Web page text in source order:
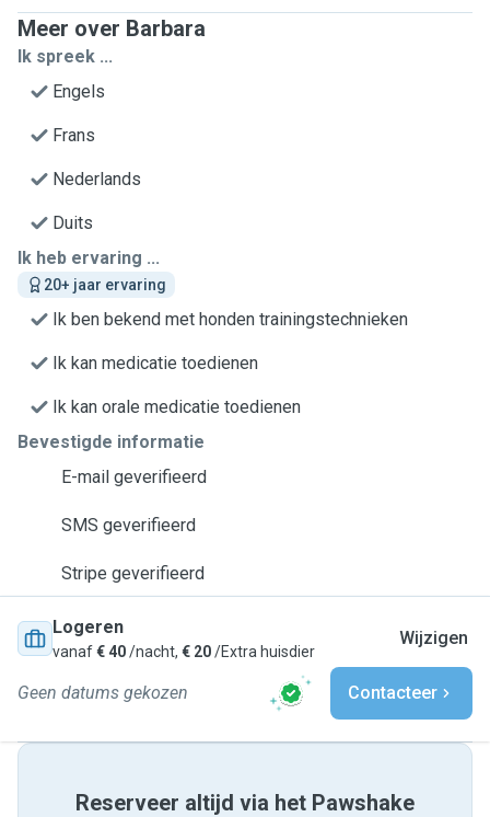
Meer over Barbara
Ik spreek ...
Engels
Frans
Nederlands
Duits
Ik heb ervaring ...
20+ jaar ervaring
Ik ben bekend met honden trainingstechnieken
Ik kan medicatie toedienen
Ik kan orale medicatie toedienen
Bevestigde informatie
E-mail geverifieerd
SMS geverifieerd
Stripe geverifieerd
Logeren
vanaf€ 40/nacht, € 20/Extra huisdier
Wijzigen
Geen datums gekozen Contacteer
Reserveer altijd via het Pawshake